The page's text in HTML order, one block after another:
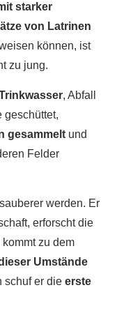
starker
von Latrinen
können, ist
zu jung.
, Abfall
geschüttet,
gesammelt und
Felder
werden. Er
erforscht die
zu dem
Umstände
schuf er die erste